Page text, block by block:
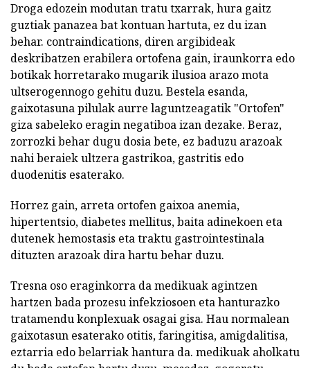
Droga edozein modutan tratu txarrak, hura gaitz
guztiak panazea bat kontuan hartuta, ez du izan
behar. contraindications, diren argibideak
deskribatzen erabilera ortofena gain, iraunkorra edo
botikak horretarako mugarik ilusioa arazo mota
ultserogennogo gehitu duzu. Bestela esanda,
gaixotasuna pilulak aurre laguntzeagatik "Ortofen"
giza sabeleko eragin negatiboa izan dezake. Beraz,
zorrozki behar dugu dosia bete, ez baduzu arazoak
nahi beraiek ultzera gastrikoa, gastritis edo
duodenitis esaterako.
Horrez gain, arreta ortofen gaixoa anemia,
hipertentsio, diabetes mellitus, baita adinekoen eta
dutenek hemostasis eta traktu gastrointestinala
dituzten arazoak dira hartu behar duzu.
Tresna oso eraginkorra da medikuak agintzen
hartzen bada prozesu infekziosoen eta hanturazko
tratamendu konplexuak osagai gisa. Hau normalean
gaixotasun esaterako otitis, faringitisa, amigdalitisa,
eztarria edo belarriak hantura da. medikuak aholkatu